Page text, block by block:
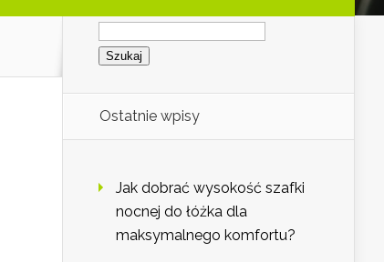
Szukaj:
Ostatnie wpisy
Jak dobrać wysokość szafki
nocnej do łóżka dla
maksymalnego komfortu?